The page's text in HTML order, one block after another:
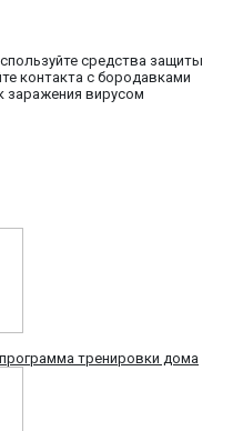
средства защиты
контакта с бородавками
заражения вирусом
тренировки дома